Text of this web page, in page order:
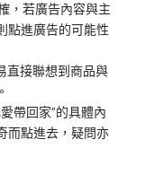
，若廣告內容與主
點進廣告的可能性
直接聯想到商品與
帶回家”的具體內
而點進去，疑問亦